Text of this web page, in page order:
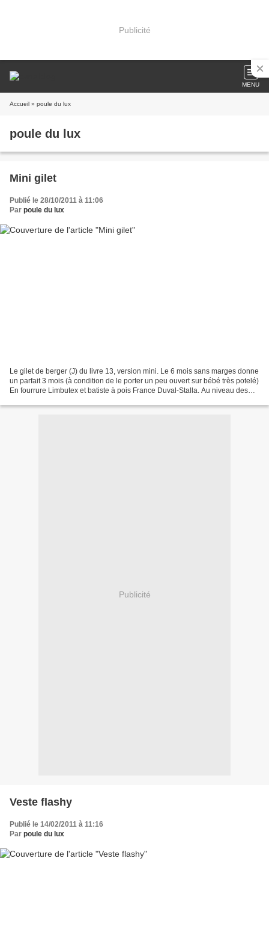
Publicité
MENU
Accueil » poule du lux
poule du lux
Mini gilet
Publié le 28/10/2011 à 11:06
Par poule du lux
Le gilet de berger (J) du livre 13, version mini. Le 6 mois sans marges donne
un parfait 3 mois (à condition de le porter un peu ouvert sur bébé très potelé)
En fourrure Limbutex et batiste à pois France Duval-Stalla. Au niveau des
Publicité
Veste flashy
Publié le 14/02/2011 à 11:16
Par poule du lux